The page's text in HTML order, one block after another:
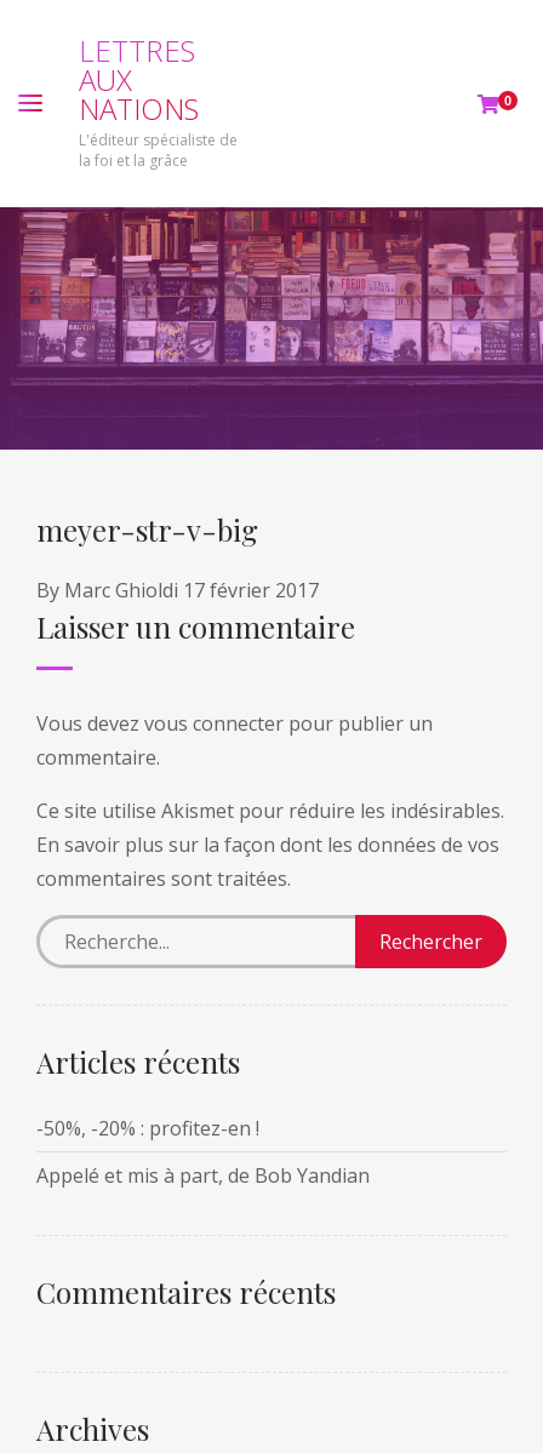
LETTRES
AUX
NATIONS
L'éditeur spécialiste de
la foi et la grâce
0
meyer-str-v-big
By Marc Ghioldi 17 février 2017
Laisser un commentaire
Vous devez vous connecter pour publier un
commentaire.
Ce site utilise Akismet pour réduire les indésirables.
En savoir plus sur la façon dont les données de vos
commentaires sont traitées.
Articles récents
-50%, -20% : profitez-en !
Appelé et mis à part, de Bob Yandian
Commentaires récents
Archives